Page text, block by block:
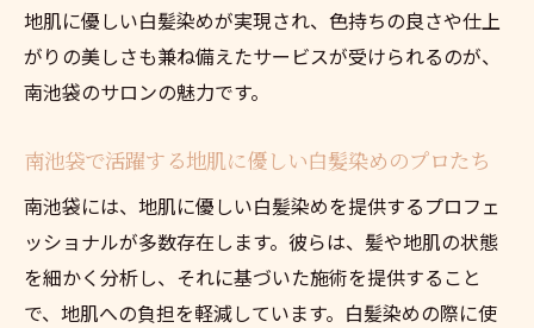
地肌に優しい白髪染めが実現され、色持ちの良さや仕上
がりの美しさも兼ね備えたサービスが受けられるのが、
南池袋のサロンの魅力です。
南池袋で活躍する地肌に優しい白髪染めのプロたち
南池袋には、地肌に優しい白髪染めを提供するプロフェ
ッショナルが多数存在します。彼らは、髪や地肌の状態
を細かく分析し、それに基づいた施術を提供すること
で、地肌への負担を軽減しています。白髪染めの際に使